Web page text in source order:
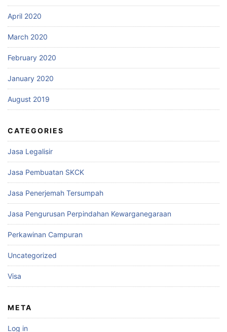
April 2020
March 2020
February 2020
January 2020
August 2019
CATEGORIES
Jasa Legalisir
Jasa Pembuatan SKCK
Jasa Penerjemah Tersumpah
Jasa Pengurusan Perpindahan Kewarganegaraan
Perkawinan Campuran
Uncategorized
Visa
META
Log in